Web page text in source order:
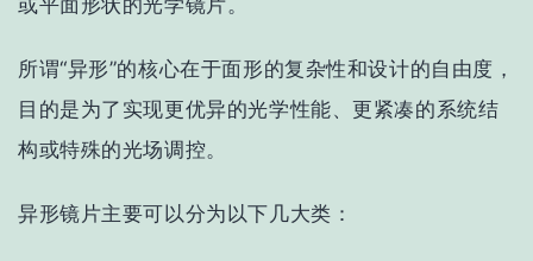
或平面形状的光学镜片。
所谓“异形”的核心在于面形的复杂性和设计的自由度，
目的是为了实现更优异的光学性能、更紧凑的系统结
构或特殊的光场调控。
异形镜片主要可以分为以下几大类：